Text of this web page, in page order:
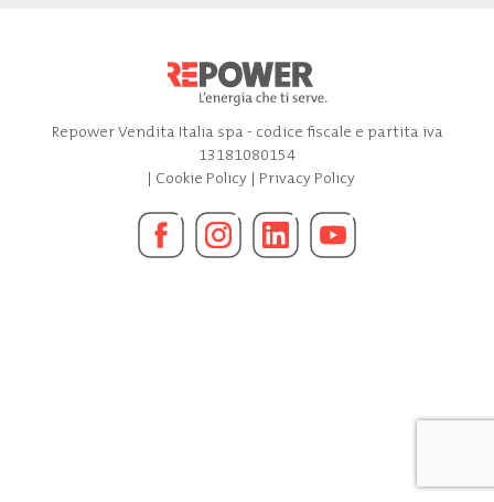
Repower Vendita Italia spa - codice fiscale e partita iva
13181080154
| Cookie Policy| Privacy Policy